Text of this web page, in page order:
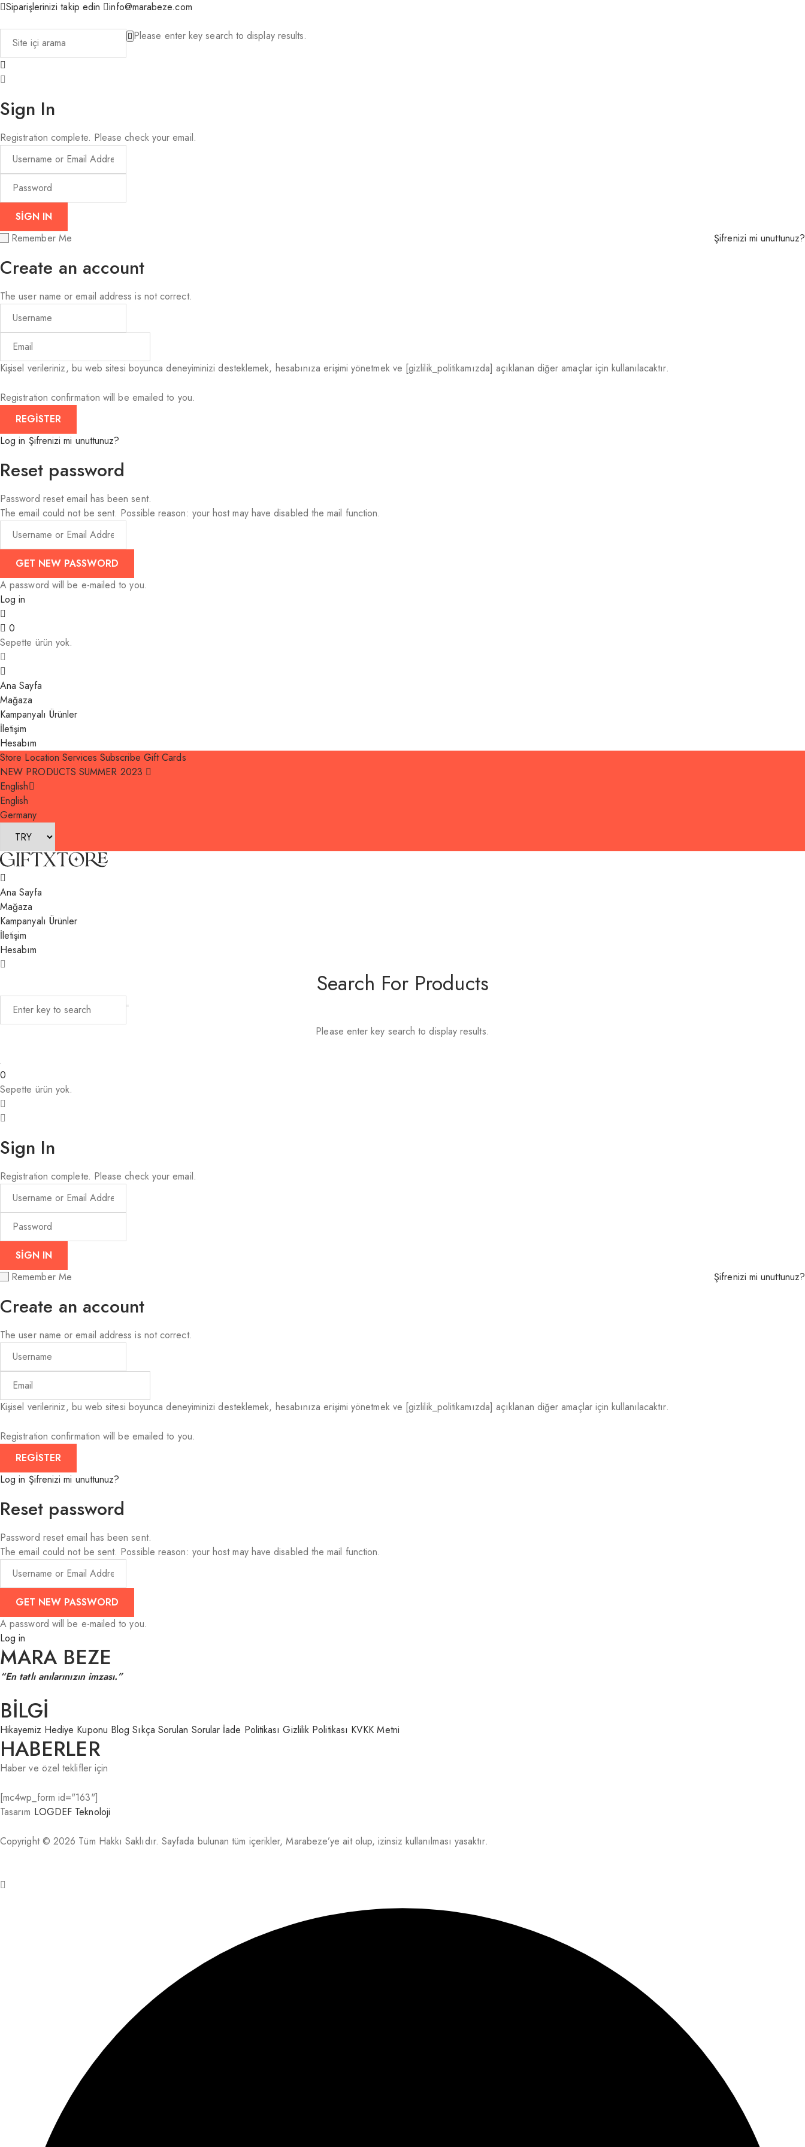
Siparişlerinizi takip edin info@marabeze.com
Please enter key search to display results.
Sign In
Registration complete. Please check your email.
Remember Me Şifrenizi mi unuttunuz?
Create an account
The user name or email address is not correct.
Kişisel verileriniz, bu web sitesi boyunca deneyiminizi desteklemek, hesabınıza erişimi yönetmek ve [gizlilik_politikamızda] açıklanan diğer amaçlar için kullanılacaktır.
Registration confirmation will be emailed to you.
Log in Şifrenizi mi unuttunuz?
Reset password
Password reset email has been sent.
The email could not be sent. Possible reason: your host may have disabled the mail function.
A password will be e-mailed to you.
Log in
0
Sepette ürün yok.
Ana Sayfa
Mağaza
Kampanyalı Ürünler
İletişim
Hesabım
Store Location Services Subscribe Gift Cards
NEW PRODUCTS SUMMER 2023
English
English
Germany
Ana Sayfa
Mağaza
Kampanyalı Ürünler
İletişim
Hesabım
Search For Products
Please enter key search to display results.
0
Sepette ürün yok.
Sign In
Registration complete. Please check your email.
Remember Me Şifrenizi mi unuttunuz?
Create an account
The user name or email address is not correct.
Kişisel verileriniz, bu web sitesi boyunca deneyiminizi desteklemek, hesabınıza erişimi yönetmek ve [gizlilik_politikamızda] açıklanan diğer amaçlar için kullanılacaktır.
Registration confirmation will be emailed to you.
Log in Şifrenizi mi unuttunuz?
Reset password
Password reset email has been sent.
The email could not be sent. Possible reason: your host may have disabled the mail function.
A password will be e-mailed to you.
Log in
MARA BEZE
“En tatlı anılarınızın imzası.”
BİLGİ
Hikayemiz Hediye Kuponu Blog Sıkça Sorulan Sorular İade Politikası Gizlilik Politikası KVKK Metni
HABERLER
Haber ve özel teklifler için
[mc4wp_form id="163"]
Tasarım LOGDEF Teknoloji
Copyright © 2026 Tüm Hakkı Saklıdır. Sayfada bulunan tüm içerikler, Marabeze’ye ait olup, izinsiz kullanılması yasaktır.